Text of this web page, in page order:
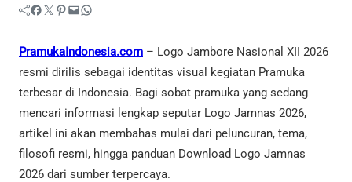
Facebook Twitter Pinterest Mail WhatsApp
PramukaIndonesia.com – Logo Jambore Nasional XII 2026
resmi dirilis sebagai identitas visual kegiatan Pramuka
terbesar di Indonesia. Bagi sobat pramuka yang sedang
mencari informasi lengkap seputar Logo Jamnas 2026,
artikel ini akan membahas mulai dari peluncuran, tema,
filosofi resmi, hingga panduan Download Logo Jamnas
2026 dari sumber terpercaya.